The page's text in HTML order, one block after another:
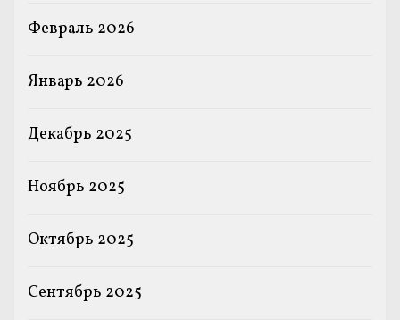
Февраль 2026
Январь 2026
Декабрь 2025
Ноябрь 2025
Октябрь 2025
Сентябрь 2025